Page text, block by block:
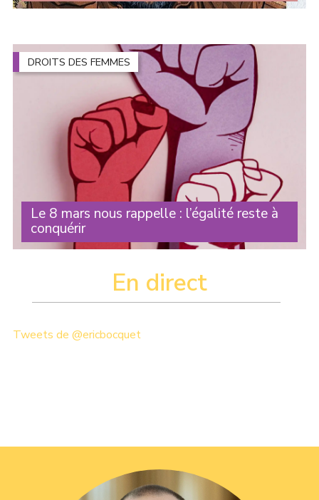
Nous apprenons que Marwan Barghouti, prisonnier
escalade de torture menée par ses (...)
DROITS DES FEMMES
Le 8 mars nous rappelle : l’égalité reste à
conquérir
Chaque année, le 8 mars nous rappelle une réalité : les
Ils doivent être défendus en permanence. Et chaque
nouveau droit obtenu n’est que le (...)
En direct
Tweets de @ericbocquet